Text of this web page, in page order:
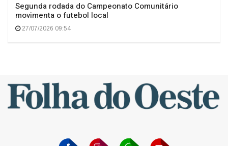
Segunda rodada do Campeonato Comunitário
movimenta o futebol local
27/07/2026 09:54